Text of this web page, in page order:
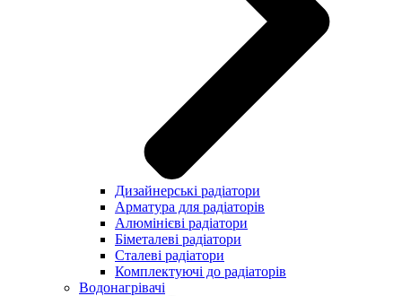
Дизайнерські радіатори
Арматура для радіаторів
Алюмінієві радіатори
Біметалеві радіатори
Сталеві радіатори
Комплектуючі до радіаторів
Водонагрівачі